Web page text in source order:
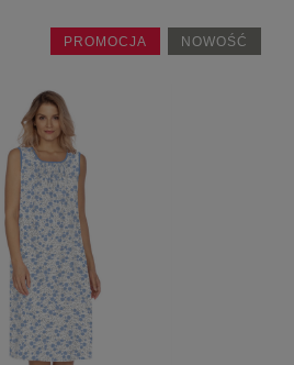
do koszyka
PROMOCJA NOWOŚĆ